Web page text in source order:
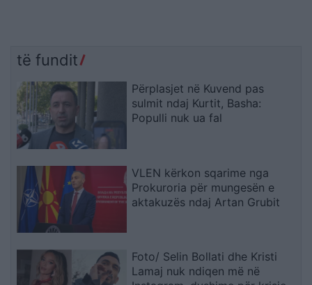
të fundit
Përplasjet në Kuvend pas
sulmit ndaj Kurtit, Basha:
Populli nuk ua fal
VLEN kërkon sqarime nga
Prokuroria për mungesën e
aktakuzës ndaj Artan Grubit
Foto/ Selin Bollati dhe Kristi
Lamaj nuk ndiqen më në